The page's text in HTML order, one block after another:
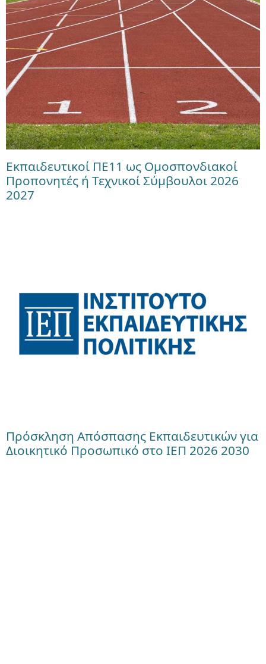
Εκπαιδευτικοί ΠΕ11 ως Ομοσπονδιακοί
Προπονητές ή Τεχνικοί Σύμβουλοι 2026
2027
Πρόσκληση Απόσπασης Εκπαιδευτικών για
Διοικητικό Προσωπικό στο ΙΕΠ 2026 2030